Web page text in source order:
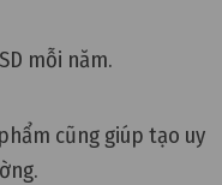
mỗi năm.
cũng giúp tạo uy